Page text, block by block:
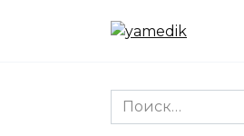
Search
for: